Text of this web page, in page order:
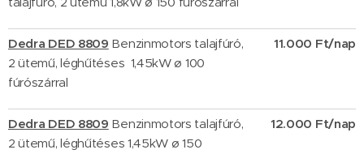
Dedra DED 8809 Benzinmotors talajfúró,
2 ütemű, léghűtéses 1,45kW ø 100
fúrószárral
11.000 Ft/nap
Dedra DED 8809 Benzinmotors talajfúró,
2 ütemű, léghűtéses 1,45kW ø 150
12.000 Ft/nap